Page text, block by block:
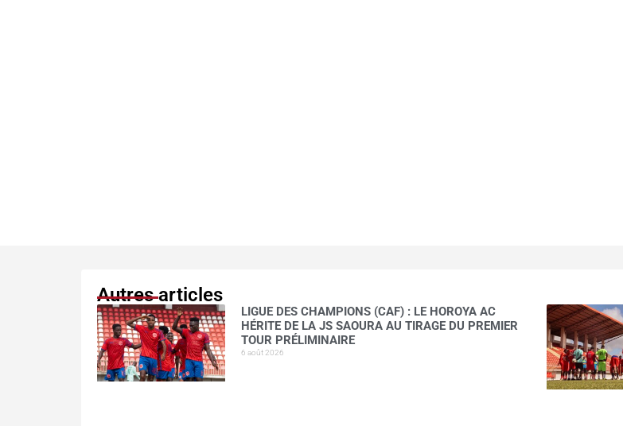
Autres articles
LIGUE DES CHAMPIONS (CAF) : LE HOROYA AC
HÉRITE DE LA JS SAOURA AU TIRAGE DU PREMIER
TOUR PRÉLIMINAIRE
6 août 2026